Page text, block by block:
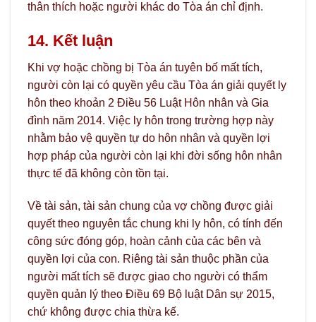
thân thích hoặc người khác do Tòa án chỉ định.
14. Kết luận
Khi vợ hoặc chồng bị Tòa án tuyên bố mất tích,
người còn lại có quyền yêu cầu Tòa án giải quyết ly
hôn theo khoản 2 Điều 56 Luật Hôn nhân và Gia
đình năm 2014. Việc ly hôn trong trường hợp này
nhằm bảo vệ quyền tự do hôn nhân và quyền lợi
hợp pháp của người còn lại khi đời sống hôn nhân
thực tế đã không còn tồn tại.
Về tài sản, tài sản chung của vợ chồng được giải
quyết theo nguyên tắc chung khi ly hôn, có tính đến
công sức đóng góp, hoàn cảnh của các bên và
quyền lợi của con. Riêng tài sản thuộc phần của
người mất tích sẽ được giao cho người có thẩm
quyền quản lý theo Điều 69 Bộ luật Dân sự 2015,
chứ không được chia thừa kế.